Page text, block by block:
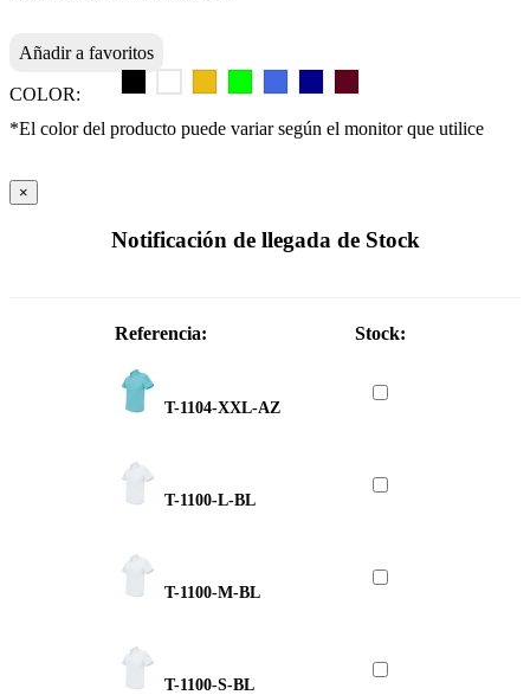
Añadir a favoritos
COLOR:
*El color del producto puede variar según el monitor que utilice
×
Notificación de llegada de Stock
Referencia: Stock:
T-1104-XXL-AZ
T-1100-L-BL
T-1100-M-BL
T-1100-S-BL